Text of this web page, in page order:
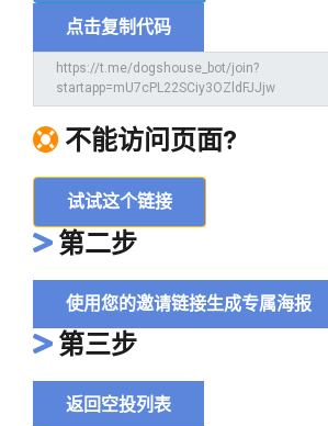
点击复制代码
不能访问页面?
试试这个链接
第二步
使用您的邀请链接生成专属海报
第三步
返回空投列表